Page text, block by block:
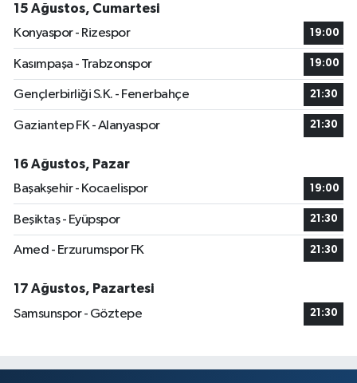
15 Ağustos, Cumartesi
Konyaspor - Rizespor
19:00
Kasımpaşa - Trabzonspor 19:00
Gençlerbirliği S.K. - Fenerbahçe 21:30
Gaziantep FK - Alanyaspor 21:30
16 Ağustos, Pazar
Başakşehir - Kocaelispor
19:00
Beşiktaş - Eyüpspor 21:30
Amed - Erzurumspor FK 21:30
17 Ağustos, Pazartesi
Samsunspor - Göztepe
21:30